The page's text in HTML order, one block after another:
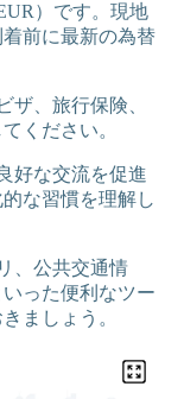
）です。現地
前に最新の為替
ザ、旅行保険、
ください。
好な交流を促進
な習慣を理解し
、公共交通情
った便利なツー
ましょう。